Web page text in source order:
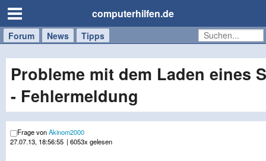
computerhilfen.de
Forum News Tipps
Handy
Tablet
Windows
Mac
Probleme mit dem Laden eines
- Fehlermeldung
Frage vonAkinom2000
27.07.13, 18:56:55 | 6053x gelesen